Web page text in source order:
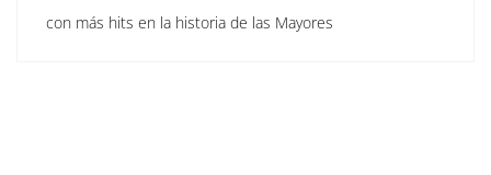
con más hits en la historia de las Mayores